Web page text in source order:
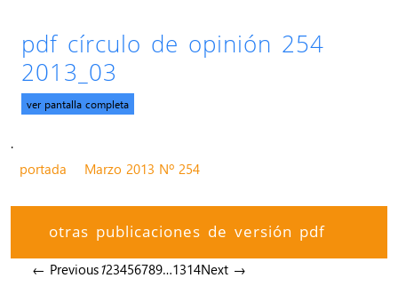
pdf círculo de opinión 254
2013_03
ver pantalla completa
.
portada
Marzo 2013 Nº 254
otras publicaciones de versión pdf
← Previous123456789…1314Next →